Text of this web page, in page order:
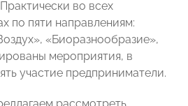
во всех
по пяти направлениям:
«Биоразнообразие»,
мероприятия, в
участие предприниматели.